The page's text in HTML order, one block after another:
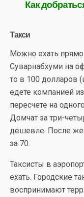
Как
Такси
Можно ехать прямо
Суварнабхуми на
то в 100 долларов
едете компанией
пересчете на
Домчат за три-
дешевле. После
за 70.
Таксисты в
ехать. Городские
воспринимают